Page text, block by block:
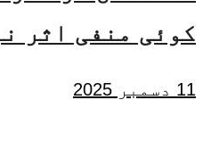
کوئی منفی اثر
11 دسمبر 2025